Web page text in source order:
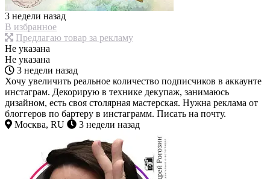
3 недели назад
В избранное
Предлагаю товар за рекламу
Не указана
Не указана
3 недели назад
Хочу увеличить реальное количество подписчиков в аккаунте
инстаграм. Декорирую в технике декупаж, занимаюсь
дизайном, есть своя столярная мастерская. Нужна реклама от
блоггеров по бартеру в инстаграмм. Писать на почту.
Москва, RU
3 недели назад